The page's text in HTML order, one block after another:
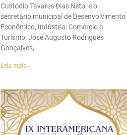
Custódio Tavares Dias Neto, e o
secretário municipal de Desenvolvimento
Econômico, Indústria, Comércio e
Turismo, José Augusto Rodrigues
Gonçalves,
Leia mais»